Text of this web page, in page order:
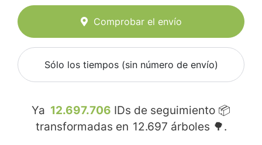
Comprobar el envío
Sólo los tiempos (sin número de envío)
Ya 12.697.706 IDs de seguimiento 📦
transformadas en 12.697 árboles 🌳.